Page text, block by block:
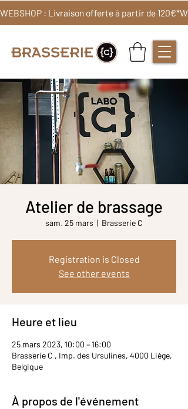
WEBSHOP : Livraison offerte à partir de 120€*
Atelier de brassage
sam. 25 mars
  |
Brasserie C
Registration is Closed
See other events
Heure et lieu
25 mars 2023, 10:00 – 16:00
Brasserie C , Imp. des Ursulines, 4000 Liège,
Belgique
À propos de l'événement